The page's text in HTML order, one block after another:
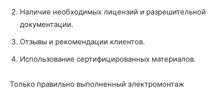
Наличие необходимых лицензий и разрешительной
документации.
Отзывы и рекомендации клиентов.
Использование сертифицированных материалов.
Только правильно выполненный электромонтаж